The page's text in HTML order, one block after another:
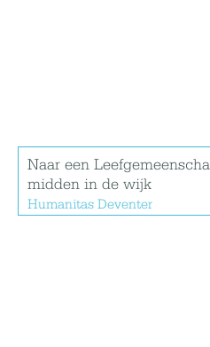
Naar een
midden in de wijk
Humanitas Deventer